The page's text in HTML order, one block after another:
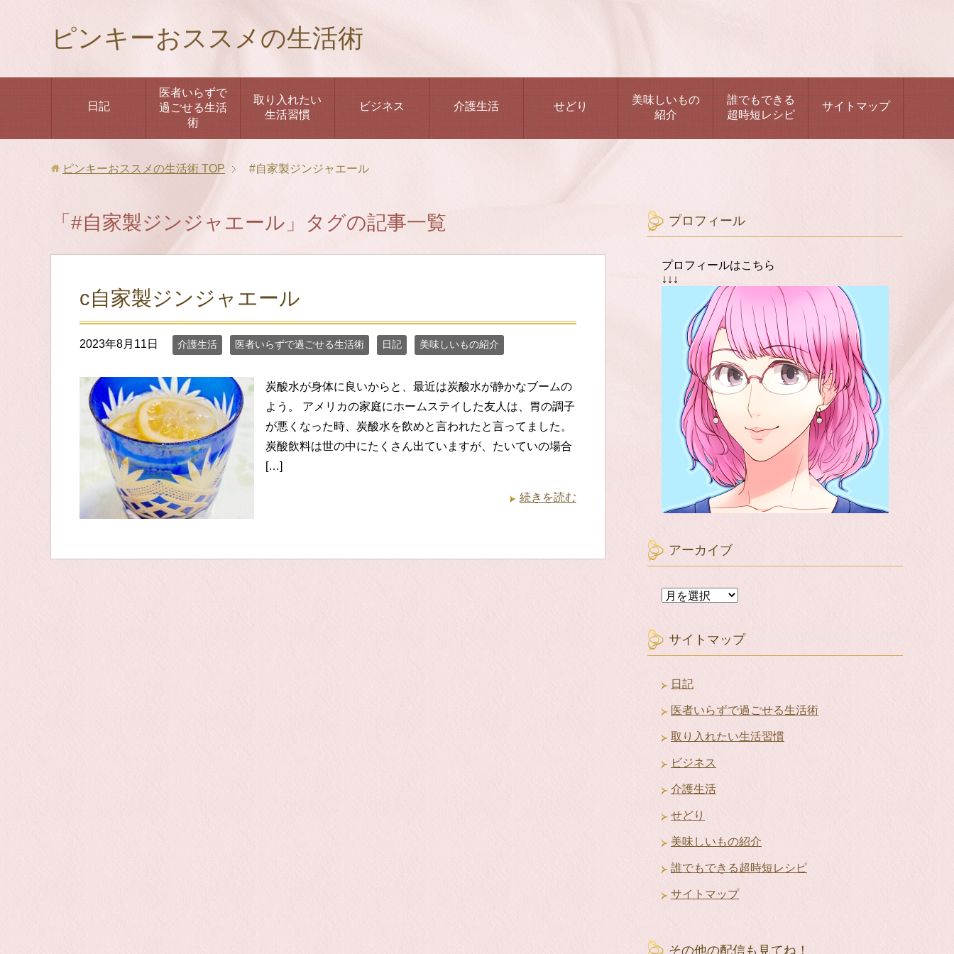
ピンキーおススメの生活術
日記
医者いらずで
過ごせる生活
術
取り入れたい
生活習慣
ビジネス 介護生活 せどり
美味しいもの
紹介
誰でもできる
超時短レシピ
サイトマップ
ピンキーおススメの生活術 TOP #自家製ジンジャエール
「#自家製ジンジャエール」タグの記事一覧
c自家製ジンジャエール
2023年8月11日 介護生活 医者いらずで過ごせる生活術 日記 美味しいもの紹介
炭酸水が身体に良いからと、最近は炭酸水が静かなブームの
よう。 アメリカの家庭にホームステイした友人は、胃の調子
が悪くなった時、炭酸水を飲めと言われたと言ってました。
炭酸飲料は世の中にたくさん出ていますが、たいていの場合
[…]
続きを読む
プロフィール
プロフィールはこちら
↓↓↓
アーカイブ
ア
イ
ブ
サイトマップ
日記
医者いらずで過ごせる生活術
取り入れたい生活習慣
ビジネス
介護生活
せどり
美味しいもの紹介
誰でもできる超時短レシピ
サイトマップ
その他の配信も見てね！